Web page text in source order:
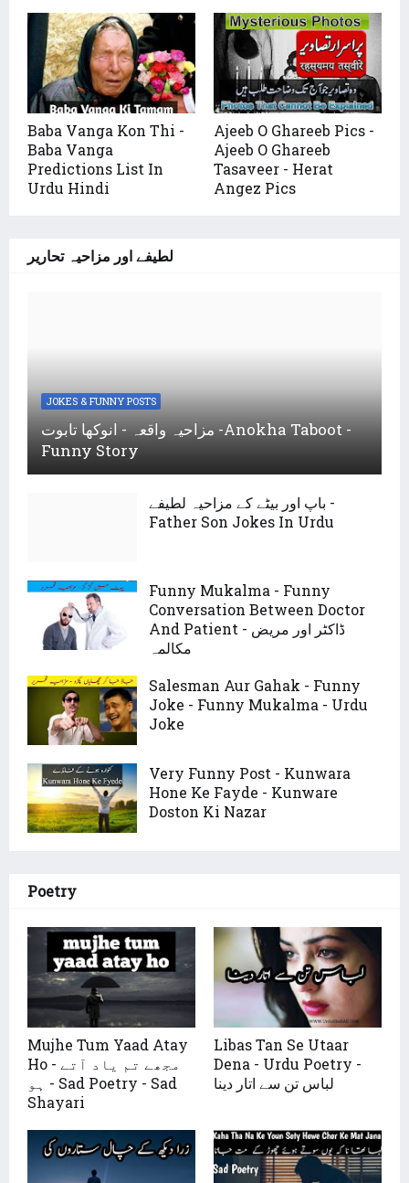
Baba Vanga Kon Thi -
Baba Vanga
Predictions List In
Urdu Hindi
Ajeeb O Ghareeb Pics -
Ajeeb O Ghareeb
Tasaveer - Herat
Angez Pics
لطیفے اور مزاحیہ تحاریر
JOKES & FUNNY POSTS
مزاحیہ واقعہ - انوکھا تابوت -Anokha Taboot -
Funny Story
باپ اور بیٹے کے مزاحیہ لطیفے -
Father Son Jokes In Urdu
Funny Mukalma - Funny
Conversation Between Doctor
And Patient - ڈاکٹر اور مریض
مکالمہ
Salesman Aur Gahak - Funny
Joke - Funny Mukalma - Urdu
Joke
Very Funny Post - Kunwara
Hone Ke Fayde - Kunware
Doston Ki Nazar
Poetry
Mujhe Tum Yaad Atay
Ho - مجھے تم یاد آتے
ہو - Sad Poetry - Sad
Shayari
Libas Tan Se Utaar
Dena - Urdu Poetry -
لباس تن سے اتار دینا